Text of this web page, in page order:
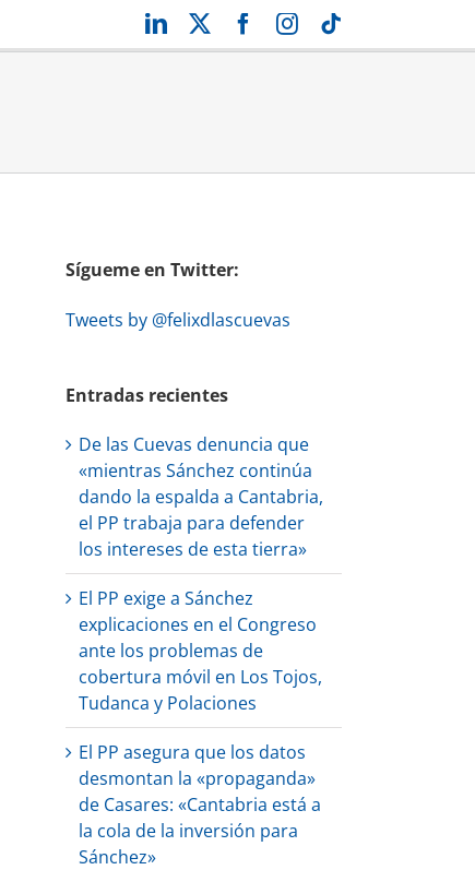
LinkedIn Facebook
Instagram
Sígueme en Twitter:
Tweets by @felixdlascuevas
Entradas recientes
De las Cuevas denuncia que
«mientras Sánchez continúa
dando la espalda a Cantabria,
el PP trabaja para defender
los intereses de esta tierra»
El PP exige a Sánchez
explicaciones en el Congreso
ante los problemas de
cobertura móvil en Los Tojos,
Tudanca y Polaciones
El PP asegura que los datos
desmontan la «propaganda»
de Casares: «Cantabria está a
la cola de la inversión para
Sánchez»